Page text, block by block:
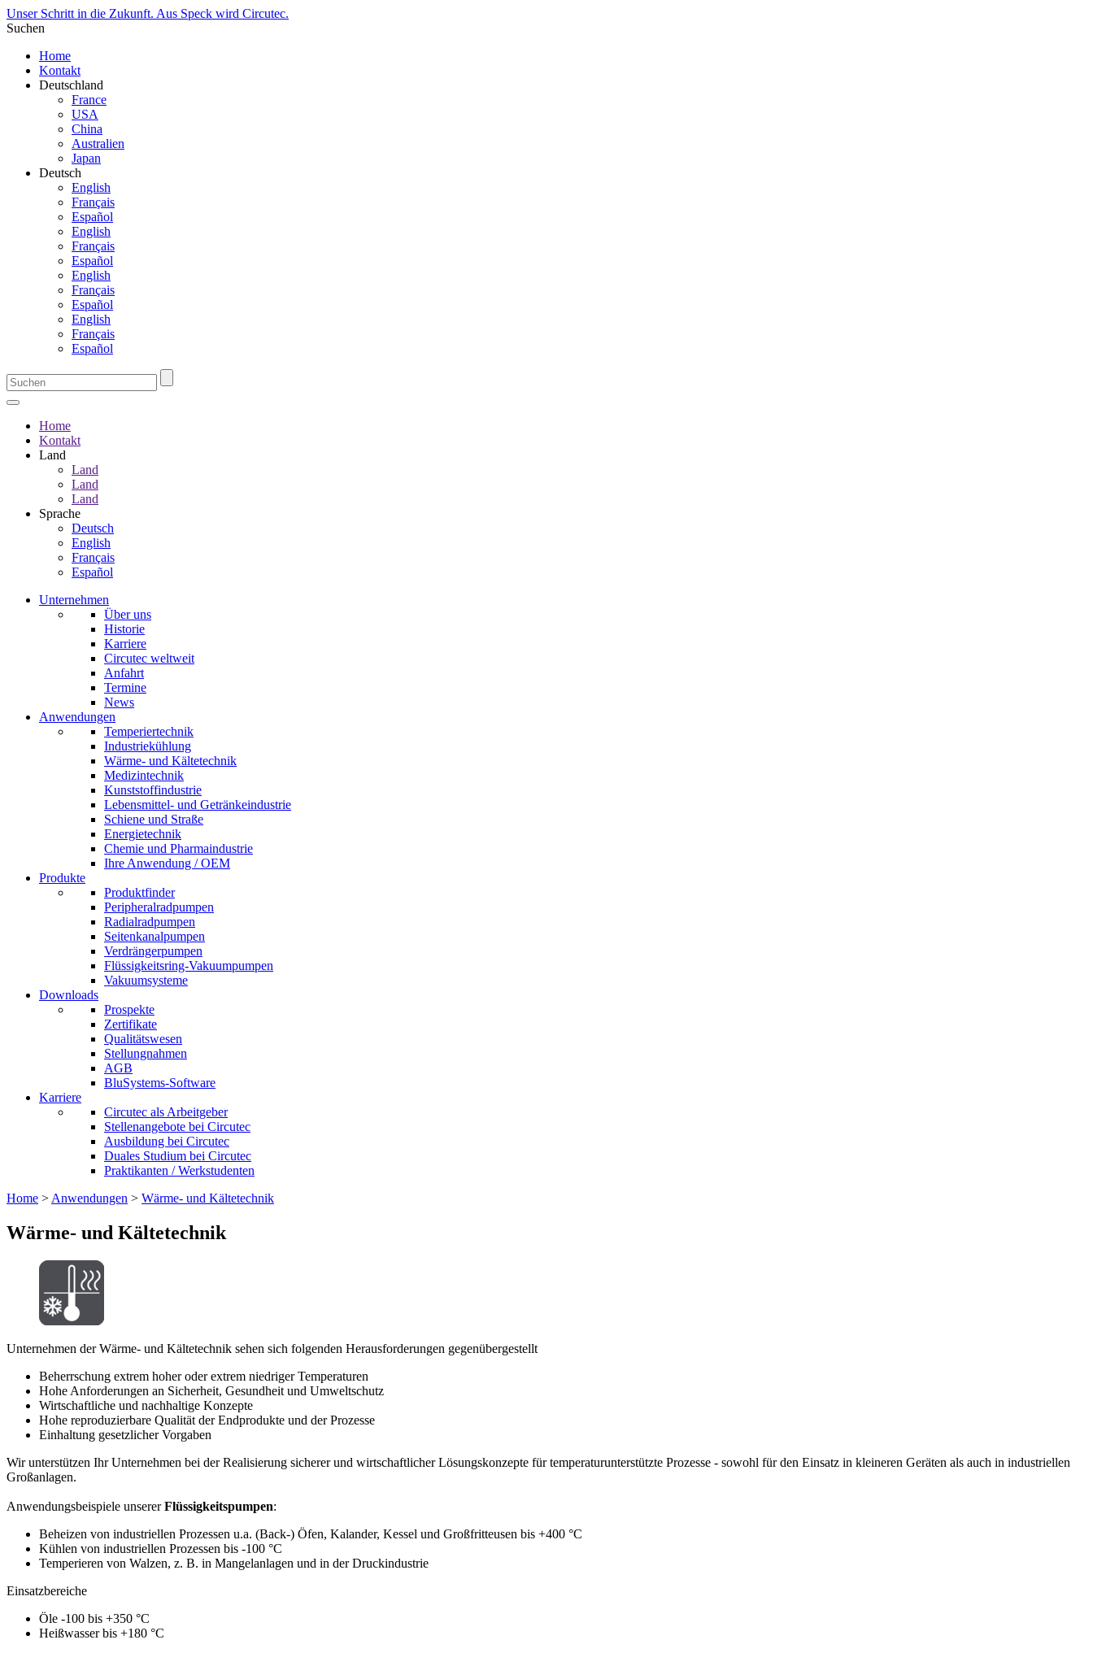
Unser Schritt in die Zukunft. Aus Speck wird Circutec.
Suchen
Home
Kontakt
Deutschland
France
USA
China
Australien
Japan
Deutsch
English
Français
Español
English
Français
Español
English
Français
Español
English
Français
Español
Home
Kontakt
Land
Land
Land
Land
Sprache
Deutsch
English
Français
Español
Unternehmen
Über uns
Historie
Karriere
Circutec weltweit
Anfahrt
Termine
News
Anwendungen
Temperiertechnik
Industriekühlung
Wärme- und Kältetechnik
Medizintechnik
Kunststoffindustrie
Lebensmittel- und Getränkeindustrie
Schiene und Straße
Energietechnik
Chemie und Pharmaindustrie
Ihre Anwendung / OEM
Produkte
Produktfinder
Peripheralradpumpen
Radialradpumpen
Seitenkanalpumpen
Verdrängerpumpen
Flüssigkeitsring-Vakuumpumpen
Vakuumsysteme
Downloads
Prospekte
Zertifikate
Qualitätswesen
Stellungnahmen
AGB
BluSystems-Software
Karriere
Circutec als Arbeitgeber
Stellenangebote bei Circutec
Ausbildung bei Circutec
Duales Studium bei Circutec
Praktikanten / Werkstudenten
Home > Anwendungen > Wärme- und Kältetechnik
Wärme- und Kältetechnik
Unternehmen der Wärme- und Kältetechnik sehen sich folgenden Herausforderungen gegenübergestellt
Beherrschung extrem hoher oder extrem niedriger Temperaturen
Hohe Anforderungen an Sicherheit, Gesundheit und Umweltschutz
Wirtschaftliche und nachhaltige Konzepte
Hohe reproduzierbare Qualität der Endprodukte und der Prozesse
Einhaltung gesetzlicher Vorgaben
Wir unterstützen Ihr Unternehmen bei der Realisierung sicherer und wirtschaftlicher Lösungskonzepte für temperaturunterstützte Prozesse - sowohl für den Einsatz in kleineren Geräten als auch in industriellen
Großanlagen.
Anwendungsbeispiele unsererFlüssigkeitspumpen:
Beheizen von industriellen Prozessen u.a. (Back-) Öfen, Kalander, Kessel und Großfritteusen bis +400 °C
Kühlen von industriellen Prozessen bis -100 °C
Temperieren von Walzen, z. B. in Mangelanlagen und in der Druckindustrie
Einsatzbereiche
Öle -100 bis +350 °C
Heißwasser bis +180 °C